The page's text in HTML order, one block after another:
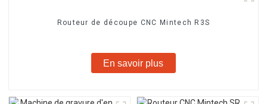
Routeur de découpe CNC Mintech R3S
En savoir plus